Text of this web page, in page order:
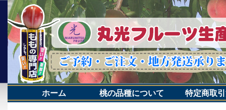
ホーム 桃の品種について 特定商取